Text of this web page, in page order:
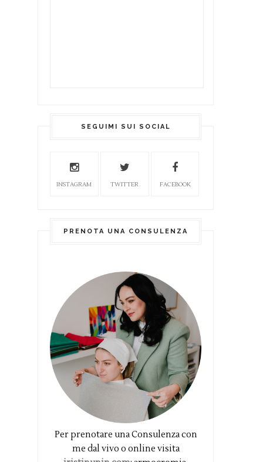
SEGUIMI SUI SOCIAL
INSTAGRAM TWITTER FACEBOOK
PRENOTA UNA CONSULENZA
Per prenotare una Consulenza con
me dal vivo o online visita